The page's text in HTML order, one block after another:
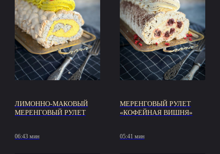
ЛИМОННО-МАКОВЫЙ
МЕРЕНГОВЫЙ РУЛЕТ
06:43 мин
МЕРЕНГОВЫЙ РУЛЕТ
«КОФЕЙНАЯ ВИШНЯ»
05:41 мин